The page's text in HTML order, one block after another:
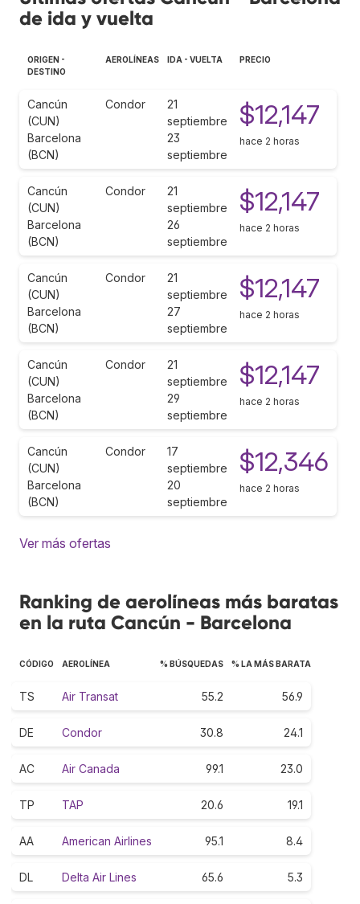
de ida y vuelta
ORIGEN -
DESTINO
AEROLÍNEAS IDA - VUELTA PRECIO
Cancún
(CUN)
Barcelona
(BCN)
Condor
21
septiembre
23
septiembre
$12,147
hace 2 horas
Cancún
(CUN)
Barcelona
(BCN)
Condor
21
septiembre
26
septiembre
$12,147
hace 2 horas
Cancún
(CUN)
Barcelona
(BCN)
Condor
21
septiembre
27
septiembre
$12,147
hace 2 horas
Cancún
(CUN)
Barcelona
(BCN)
Condor
21
septiembre
29
septiembre
$12,147
hace 2 horas
Cancún
(CUN)
Barcelona
(BCN)
Condor
17
septiembre
20
septiembre
$12,346
hace 2 horas
Ver más ofertas
Ranking de aerolíneas más baratas
en la ruta Cancún - Barcelona
CÓDIGO AEROLÍNEA % BÚSQUEDAS % LA MÁS BARATA
TS Air Transat 55.2 56.9
DE Condor 30.8 24.1
AC Air Canada 99.1 23.0
TP TAP 20.6 19.1
AA American Airlines 95.1 8.4
DL Delta Air Lines 65.6 5.3